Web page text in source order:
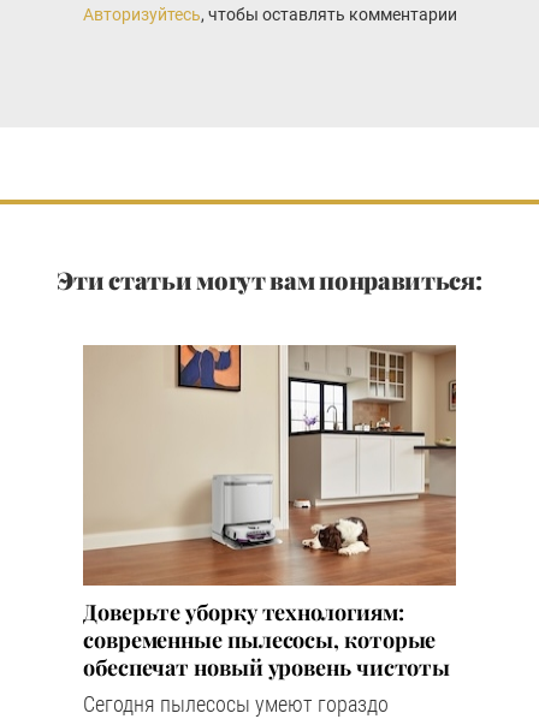
Авторизуйтесь, чтобы оставлять комментарии
Эти статьи могут вам понравиться:
Доверьте уборку технологиям:
современные пылесосы, которые
обеспечат новый уровень чистоты
Сегодня пылесосы умеют гораздо